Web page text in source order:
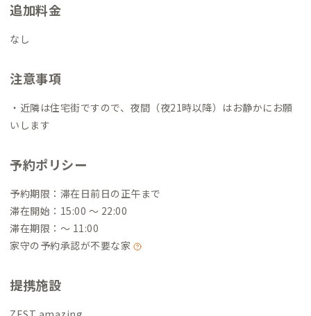
追加料金
なし
注意事項
・近隣は住宅街ですので、夜間（夜21時以降）はお静かにお願
いします
予約ポリシー
予約期限：滞在日前日の正午まで
滞在開始：15:00 〜 22:00
滞在期限：〜 11:00
家守の予約承認が不要な家
提携施設